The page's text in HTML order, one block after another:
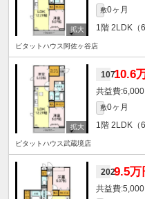
敷0ヶ月
1階 2LDK（
ピタットハウス阿佐ヶ谷店
10710.6
6,000
敷0ヶ月
1階 2LDK（
ピタットハウス武蔵境店
2029.5万
5,000